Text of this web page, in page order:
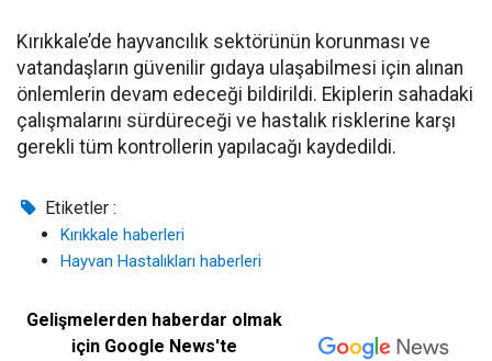
Kırıkkale’de hayvancılık sektörünün korunması ve
vatandaşların güvenilir gıdaya ulaşabilmesi için alınan
önlemlerin devam edeceği bildirildi. Ekiplerin sahadaki
çalışmalarını sürdüreceği ve hastalık risklerine karşı
gerekli tüm kontrollerin yapılacağı kaydedildi.
Etiketler :
Kırıkkale haberleri
Hayvan Hastalıkları haberleri
Gelişmelerden haberdar olmak
için Google News'te